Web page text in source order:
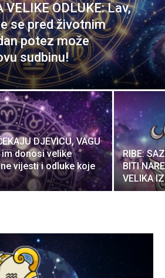
ODLUKE: Lav,
se pred životnim
potez može
sudbinu!
DJEVICU, VAGU
im donosi velike
vijesti i odluke koje
RIBE:
BITI
VELIKA